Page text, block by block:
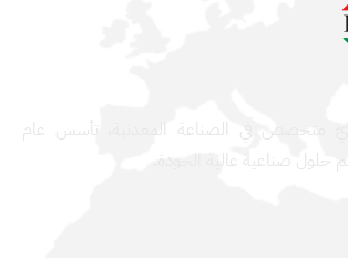
في الصناعة المعدنية، تأسس عام